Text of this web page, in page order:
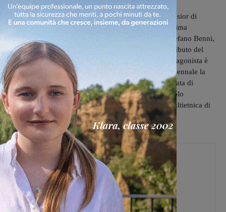
Reggello– Sul palcoscenico del Cinema teatro Excelsior di
Reggello andrà in scena, domenica 16 giugno, la ‘Prima
nazionale’ de “Il carnevale degli insetti”, opera di Stefano Benni,
una produzione di Officine della Cultura con il contributo del
Ministero della cultura e della Regione Toscana. Protagonista è
Amanda Sandrelli, attrice e regista. Una carriera trentennale la
sua tra cinema, televisione e soprattutto teatro costellata di
successi e di grandi interpretazioni. Accanto a lei Paolo
Giovannucci, che è anche il regista, e l’Orchestra Multietnica di
Arezzo diretta da Enrico Fink.
Martina Giardi